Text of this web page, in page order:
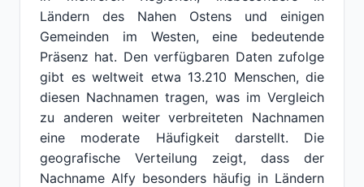
Ländern des Nahen Ostens und einigen
Gemeinden im Westen, eine bedeutende
Präsenz hat. Den verfügbaren Daten zufolge
gibt es weltweit etwa 13.210 Menschen, die
diesen Nachnamen tragen, was im Vergleich
zu anderen weiter verbreiteten Nachnamen
eine moderate Häufigkeit darstellt. Die
geografische Verteilung zeigt, dass der
Nachname Alfy besonders häufig in Ländern